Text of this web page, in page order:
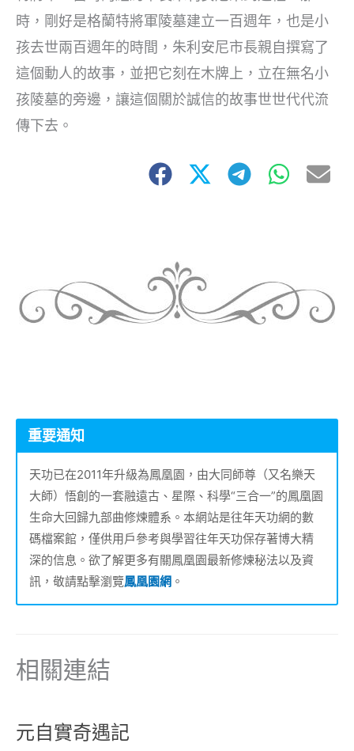
時，剛好是格蘭特將軍陵墓建立一百週年，也是小
孩去世兩百週年的時間，朱利安尼市長親自撰寫了
這個動人的故事，並把它刻在木牌上，立在無名小
孩陵墓的旁邊，讓這個關於誠信的故事世世代代流
傳下去。
重要通知
天功已在2011年升級為鳳凰園，由大同師尊（又名樂天
大師）悟創的一套融遠古、星際、科學“三合一”的鳳凰園
生命大回歸九部曲修煉體系。本網站是往年天功網的數
碼檔案館，僅供用戶參考與學習往年天功保存著博大精
深的信息。欲了解更多有關鳳凰園最新修煉秘法以及資
訊，敬請點擊瀏覽鳳凰園網 。
相關連結
元自實奇遇記